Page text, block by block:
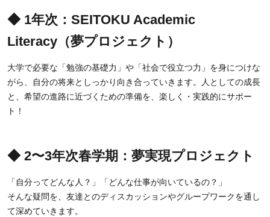
◆ 1年次：SEITOKU Academic
Literacy（夢プロジェクト）
大学で必要な「勉強の基礎力」や「社会で役立つ力」を身につけな
がら、自分の将来としっかり向き合っていきます。人としての成長
と、希望の進路に近づくための準備を、楽しく・実践的にサポー
ト！
◆ 2〜3年次春学期：夢実現プロジェクト
「自分ってどんな人？」「どんな仕事が向いているの？」
そんな疑問を、友達とのディスカッションやグループワークを通し
て深めていきます。